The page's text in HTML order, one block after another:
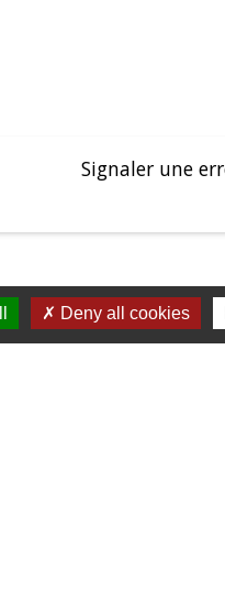
Signaler une
Deny all cookies